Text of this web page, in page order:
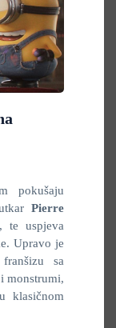
pokušaju
Pierre
te uspjeva
Upravo je
sa
monstrumi,
klasičnom